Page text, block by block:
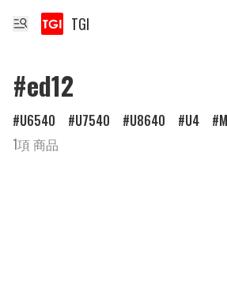
TGI
#ed12
U6540 U7540 U8640 U4
1項 商品